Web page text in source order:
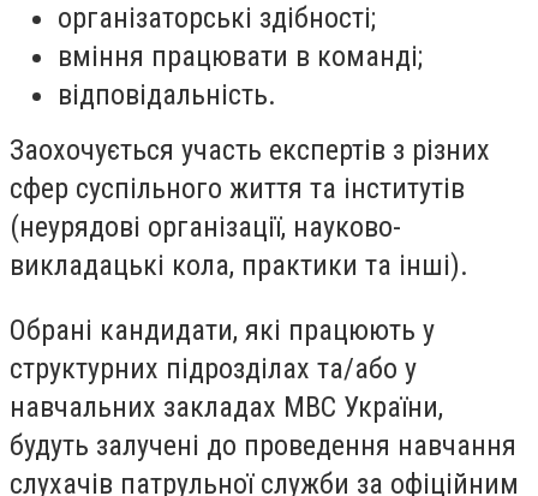
організаторські здібності;
вміння працювати в команді;
відповідальність.
Заохочується участь експертів з різних
сфер суспільного життя та інститутів
(неурядові організації, науково-
викладацькі кола, практики та інші).
Обрані кандидати, які працюють у
структурних підрозділах та/або у
навчальних закладах МВС України,
будуть залучені до проведення навчання
слухачів патрульної служби за офіційним